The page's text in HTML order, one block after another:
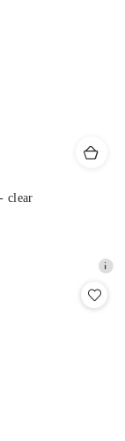
clear